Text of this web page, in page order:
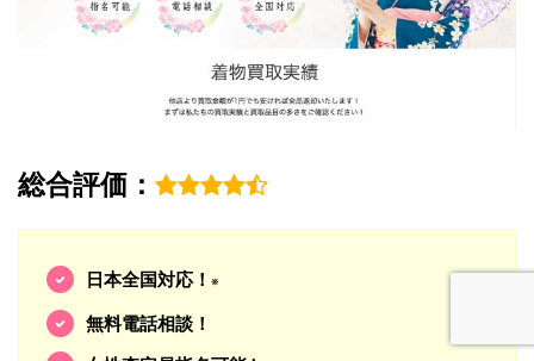
総合評価：
日本全国対応！ ※
無料電話相談！